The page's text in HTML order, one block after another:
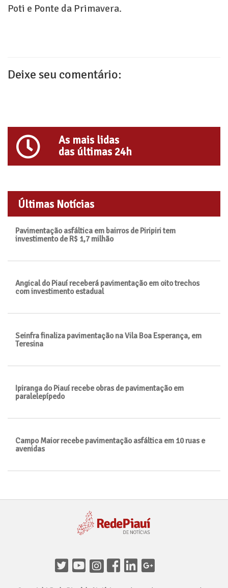
Poti e Ponte da Primavera.
Deixe seu comentário:
As mais lidas
das últimas 24h
Últimas Notícias
Pavimentação asfáltica em bairros de Piripiri tem
investimento de R$ 1,7 milhão
Angical do Piauí receberá pavimentação em oito trechos
com investimento estadual
Seinfra finaliza pavimentação na Vila Boa Esperança, em
Teresina
Ipiranga do Piauí recebe obras de pavimentação em
paralelepípedo
Campo Maior recebe pavimentação asfáltica em 10 ruas e
avenidas